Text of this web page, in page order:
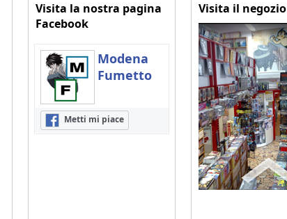
Visita la nostra pagina
Facebook
Modena
Fumetto
Metti mi piace
Visita il negozio